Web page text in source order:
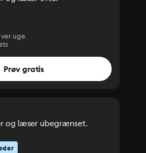
uge
Prøv gratis
og læser ubegrænset.